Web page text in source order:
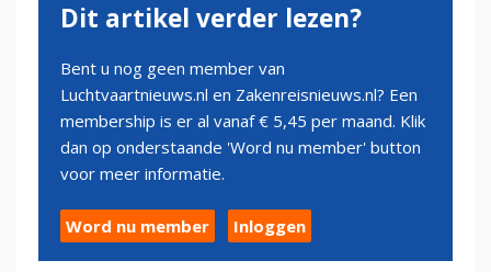
Dit artikel verder lezen?
Bent u nog geen member van
Luchtvaartnieuws.nl en Zakenreisnieuws.nl? Een
membership is er al vanaf € 5,45 per maand. Klik
dan op onderstaande 'Word nu member' button
voor meer informatie.
Word nu member Inloggen